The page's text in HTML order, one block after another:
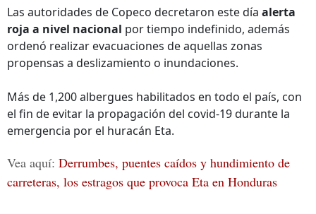
Las autoridades de Copeco decretaron este día alerta
roja a nivel nacional por tiempo indefinido, además
ordenó realizar evacuaciones de aquellas zonas
propensas a deslizamiento o inundaciones.
Más de 1,200 albergues habilitados en todo el país, con
el fin de evitar la propagación del covid-19 durante la
emergencia por el huracán Eta.
Vea aquí: Derrumbes, puentes caídos y hundimiento de
carreteras, los estragos que provoca Eta en Honduras